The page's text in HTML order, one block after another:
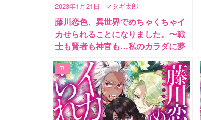
2023年1月21日 マタギ太郎
藤川恋色、異世界でめちゃくちゃイ
カせられることになりました。〜戦
士も賢者も神官も…私のカラダに夢
中なの!?〜 第5話
TL